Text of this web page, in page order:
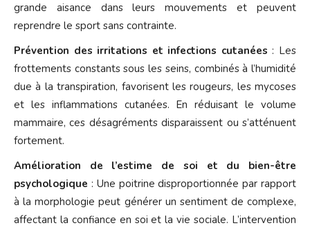
grande aisance dans leurs mouvements et peuvent
reprendre le sport sans contrainte.
Prévention des irritations et infections cutanées : Les
frottements constants sous les seins, combinés à l’humidité
due à la transpiration, favorisent les rougeurs, les mycoses
et les inflammations cutanées. En réduisant le volume
mammaire, ces désagréments disparaissent ou s’atténuent
fortement.
Amélioration de l’estime de soi et du bien-être
psychologique : Une poitrine disproportionnée par rapport
à la morphologie peut générer un sentiment de complexe,
affectant la confiance en soi et la vie sociale. L’intervention